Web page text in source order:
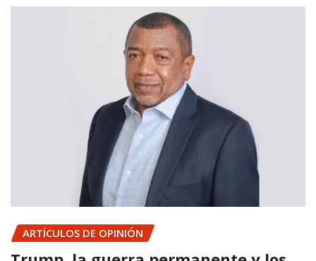
ARTÍCULOS DE OPINIÓN